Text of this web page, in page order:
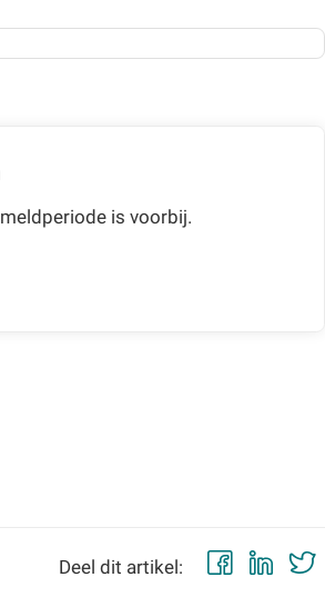
is voorbij.
Deel dit artikel: